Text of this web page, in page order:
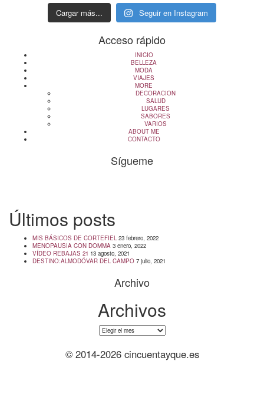
Cargar más... Seguir en Instagram
Acceso rápido
INICIO
BELLEZA
MODA
VIAJES
MORE
DECORACION
SALUD
LUGARES
SABORES
VARIOS
ABOUT ME
CONTACTO
Sígueme
Últimos posts
MIS BÁSICOS DE CORTEFIEL 23 febrero, 2022
MENOPAUSIA CON DOMMA 3 enero, 2022
VÍDEO REBAJAS 21 13 agosto, 2021
DESTINO:ALMODÓVAR DEL CAMPO 7 julio, 2021
Archivo
Archivos
Archivos
© 2014-2026 cincuentayque.es